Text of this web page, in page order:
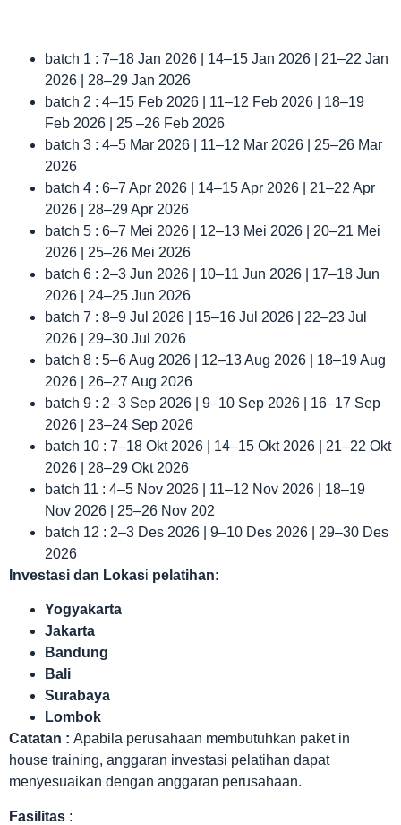
batch 1 : 7–18 Jan 2026 | 14–15 Jan 2026 | 21–22 Jan
2026 | 28–29 Jan 2026
batch 2 : 4–15 Feb 2026 | 11–12 Feb 2026 | 18–19
Feb 2026 | 25 –26 Feb 2026
batch 3 : 4–5 Mar 2026 | 11–12 Mar 2026 | 25–26 Mar
2026
batch 4 : 6–7 Apr 2026 | 14–15 Apr 2026 | 21–22 Apr
2026 | 28–29 Apr 2026
batch 5 : 6–7 Mei 2026 | 12–13 Mei 2026 | 20–21 Mei
2026 | 25–26 Mei 2026
batch 6 : 2–3 Jun 2026 | 10–11 Jun 2026 | 17–18 Jun
2026 | 24–25 Jun 2026
batch 7 : 8–9 Jul 2026 | 15–16 Jul 2026 | 22–23 Jul
2026 | 29–30 Jul 2026
batch 8 : 5–6 Aug 2026 | 12–13 Aug 2026 | 18–19 Aug
2026 | 26–27 Aug 2026
batch 9 : 2–3 Sep 2026 | 9–10 Sep 2026 | 16–17 Sep
2026 | 23–24 Sep 2026
batch 10 : 7–18 Okt 2026 | 14–15 Okt 2026 | 21–22 Okt
2026 | 28–29 Okt 2026
batch 11 : 4–5 Nov 2026 | 11–12 Nov 2026 | 18–19
Nov 2026 | 25–26 Nov 202
batch 12 : 2–3 Des 2026 | 9–10 Des 2026 | 29–30 Des
2026
Investasi dan Lokasi pelatihan:
Yogyakarta
Jakarta
Bandung
Bali
Surabaya
Lombok
Catatan : Apabila perusahaan membutuhkan paket in
house training, anggaran investasi pelatihan dapat
menyesuaikan dengan anggaran perusahaan.
Fasilitas :